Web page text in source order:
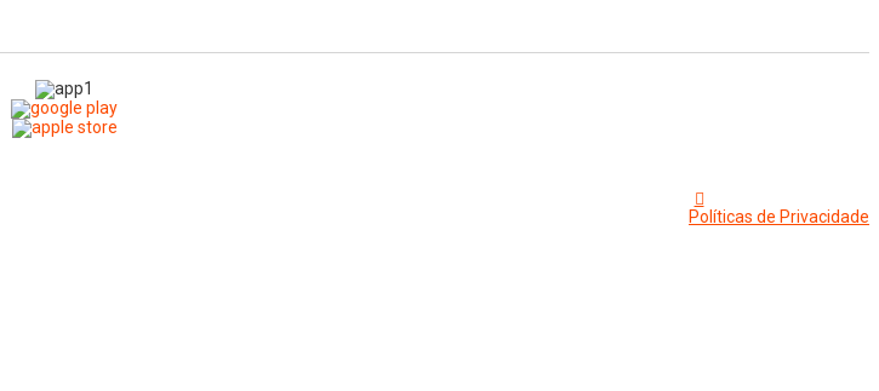
Políticas de Privacidade